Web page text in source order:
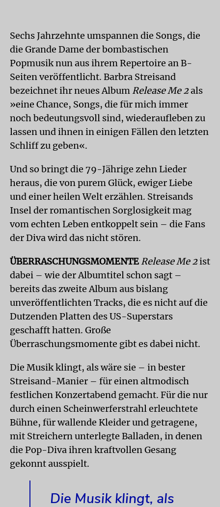
Sechs Jahrzehnte umspannen die Songs, die
die Grande Dame der bombastischen
Popmusik nun aus ihrem Repertoire an B-
Seiten veröffentlicht. Barbra Streisand
bezeichnet ihr neues Album Release Me 2als
»eine Chance, Songs, die für mich immer
noch bedeutungsvoll sind, wiederaufleben zu
lassen und ihnen in einigen Fällen den letzten
Schliff zu geben«.
Und so bringt die 79-Jährige zehn Lieder
heraus, die von purem Glück, ewiger Liebe
und einer heilen Welt erzählen. Streisands
Insel der romantischen Sorglosigkeit mag
vom echten Leben entkoppelt sein – die Fans
der Diva wird das nicht stören.
ÜBERRASCHUNGSMOMENTE Release Me 2ist
dabei – wie der Albumtitel schon sagt –
bereits das zweite Album aus bislang
unveröffentlichten Tracks, die es nicht auf die
Dutzenden Platten des US-Superstars
geschafft hatten. Große
Überraschungsmomente gibt es dabei nicht.
Die Musik klingt, als wäre sie – in bester
Streisand-Manier – für einen altmodisch
festlichen Konzertabend gemacht. Für die nur
durch einen Scheinwerferstrahl erleuchtete
Bühne, für wallende Kleider und getragene,
mit Streichern unterlegte Balladen, in denen
die Pop-Diva ihren kraftvollen Gesang
gekonnt ausspielt.
Die Musik klingt, als